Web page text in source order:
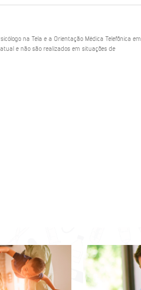
na Tela e a Orientação Médica Telefônica em
e não são realizados em situações de